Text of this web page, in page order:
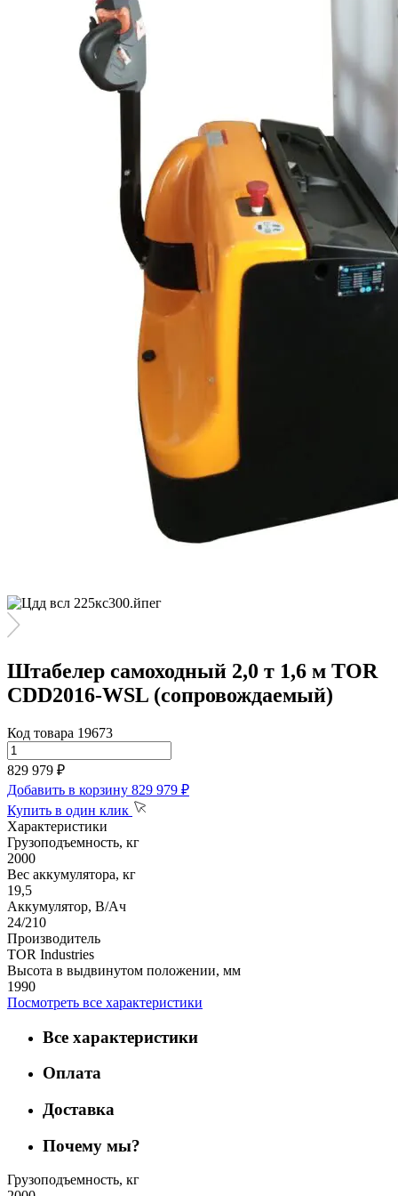
Штабелер самоходный 2,0 т 1,6 м TOR
CDD2016-WSL (сопровождаемый)
Код товара 19673
829 979 ₽
Добавить в корзину 829 979 ₽
Купить в один клик
Характеристики
Грузоподъемность, кг
2000
Вес аккумулятора, кг
19,5
Аккумулятор, В/Ач
24/210
Производитель
TOR Industries
Высота в выдвинутом положении, мм
1990
Посмотреть все характеристики
Все характеристики
Оплата
Доставка
Почему мы?
Грузоподъемность, кг